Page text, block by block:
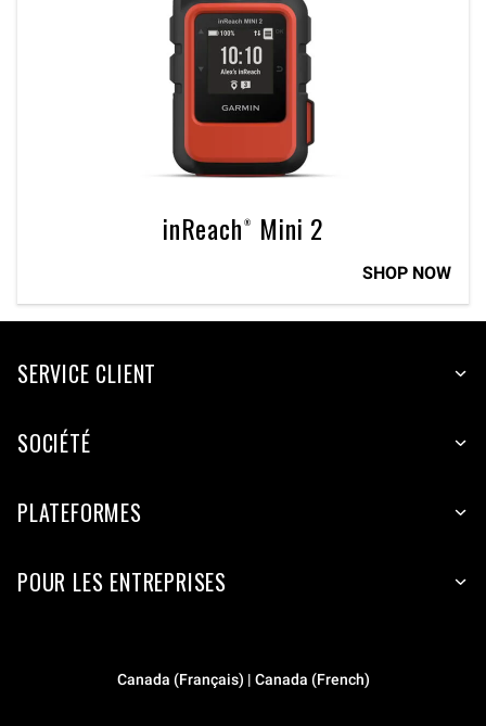
inReach® Mini 2
SHOP NOW
SERVICE CLIENT
SOCIÉTÉ
PLATEFORMES
POUR LES ENTREPRISES
Canada (Français) | Canada (French)